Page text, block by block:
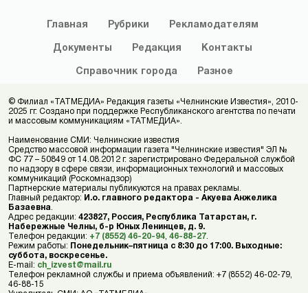
Главная Рубрики Рекламодателям
Документы Редакция Контакты
Справочник города Разное
© Филиал «ТАТМЕДИА» Редакция газеты «Челнинские Известия», 2010-
2025 гг. Создано при поддержке Республиканского агентства по печати
и массовым коммуникациям «ТАТМЕДИА».
Наименование СМИ: Челнинские известия
Средство массовой информации газета "Челнинские известия" ЭЛ №
ФС 77 – 50849 от 14.08.2012 г. зарегистрировано Федеральной службой
по надзору в сфере связи, информационных технологий и массовых
коммуникаций (Роскомнадзор)
Партнерские материалы публикуются на правах рекламы.
Главный редактор: И.о. главного редактора - Акуева Анжелика
Базаевна
Адрес редакции: 423827, Россия, Республика Татарстан, г.
Набережные Челны, б-р Юных Ленинцев, д. 9.
Телефон редакции: +7 (8552) 46-20-94 46-88-27
Режим работы: Понедельник–пятница с 8:30 до 17:00. Выходные:
суббота, воскресенье.
E-mail: ch_izvest@mail.ru
Телефон рекламной службы и приема объявлений: +7 (8552) 46-02-79,
46-88-15